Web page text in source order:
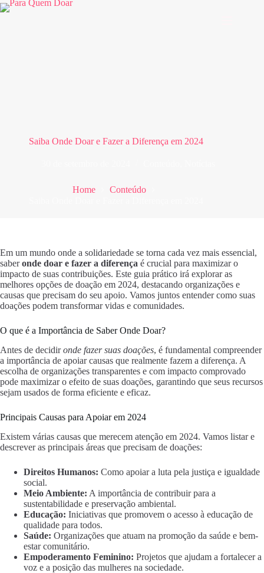
Pular
para
Saiba Onde Doar e Fazer a Diferença em 2024
Home
Conteúdo
Em um mundo onde a solidariedade se torna cada vez mais essencial,
saberonde doar e fazer a diferença é crucial para maximizar o
impacto de suas contribuições. Este guia prático irá explorar as
melhores opções de doação em 2024, destacando organizações e
causas que precisam do seu apoio. Vamos juntos entender como suas
doações podem transformar vidas e comunidades.
O que é a Importância de Saber Onde Doar?
Antes de decidironde fazer suas doações, é fundamental compreender
a importância de apoiar causas que realmente fazem a diferença. A
escolha de organizações transparentes e com impacto comprovado
pode maximizar o efeito de suas doações, garantindo que seus recursos
sejam usados de forma eficiente e eficaz.
Principais Causas para Apoiar em 2024
Existem várias causas que merecem atenção em 2024. Vamos listar e
descrever as principais áreas que precisam de doações:
Direitos Humanos: Como apoiar a luta pela justiça e igualdade
social.
Meio Ambiente: A importância de contribuir para a
sustentabilidade e preservação ambiental.
Educação: Iniciativas que promovem o acesso à educação de
qualidade para todos.
Saúde: Organizações que atuam na promoção da saúde e bem-
estar comunitário.
Empoderamento Feminino: Projetos que ajudam a fortalecer a
voz e a posição das mulheres na sociedade.